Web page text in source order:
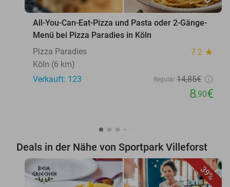
All-You-Can-Eat-Pizza und Pasta oder 2-Gänge-
Menü bei Pizza Paradies in Köln
Pizza Paradies
7.2 star
Köln (6 km)
Verkauft: 123
Regulär 14,85€
8,90€
Deals in der Nähe von Sportpark ​Villeforst
39%